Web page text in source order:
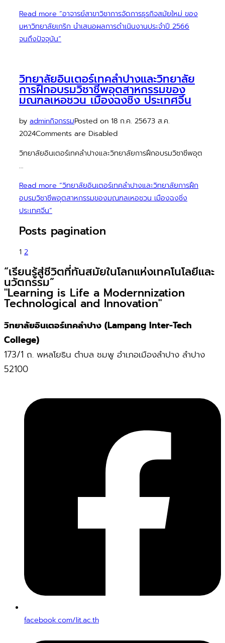
Read more “อาจารย์สาขาวิชาการจัดการธุรกิจสมัยใหม่ ของ
มหาวิทยาลัยเกริก นำเสนอผลการดำเนินงานประจำปี 2566
จนถึงปัจจุบัน”
วิทยาลัยอินเตอร์เทคลำปางและวิทยาลัย
การฝึกอบรมวิชาชีพอุตสาหกรรมของ
มณฑลเหอชวน เมืองฉงชิ่ง ประเทศจีน
by adminกิจกรรมPosted on 18 ก.ค. 25673 ส.ค.
2024Comments are Disabled
วิทยาลัยอินเตอร์เทคลำปางและวิทยาลัยการฝึกอบรมวิชาชีพอุต
…
Read more “วิทยาลัยอินเตอร์เทคลำปางและวิทยาลัยการฝึก
อบรมวิชาชีพอุตสาหกรรมของมณฑลเหอชวน เมืองฉงชิ่ง
ประเทศจีน”
Posts pagination
1 2
“เรียนรู้สู่ชีวิตที่ทันสมัยในโลกแห่งเทคโนโลยีและ
นวัตกรรม”
"Learning is Life a Modernnization
Technological and Innovation"
วิทยาลัยอินเตอร์เทคลำปาง (Lampang Inter-Tech
College)
173/1 ถ. พหลโยธิน ตำบล ชมพู อำเภอเมืองลำปาง ลำปาง
52100
facebook.com/lit.ac.th